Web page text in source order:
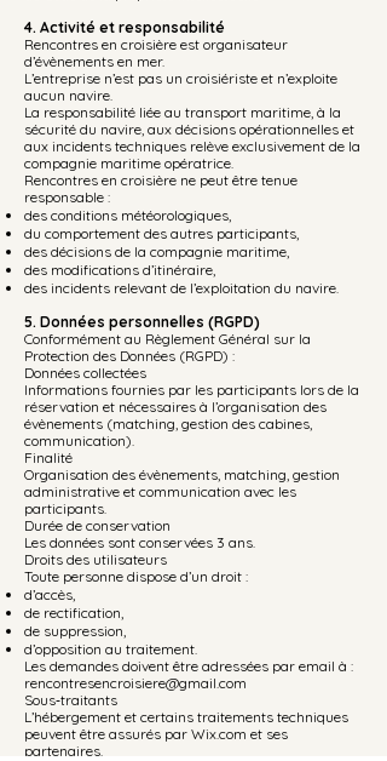
4. Activité et responsabilité
Rencontres en croisière est organisateur
d’évènements en mer.
L’entreprise n’est pas un croisiériste et n’exploite
aucun navire.
La responsabilité liée au transport maritime, à la
sécurité du navire, aux décisions opérationnelles et
aux incidents techniques relève exclusivement de la
compagnie maritime opératrice.
Rencontres en croisière ne peut être tenue
responsable :
des conditions météorologiques,
du comportement des autres participants,
des décisions de la compagnie maritime,
des modifications d’itinéraire,
des incidents relevant de l’exploitation du navire.
5. Données personnelles (RGPD)
Conformément au Règlement Général sur la
Protection des Données (RGPD) :
Données collectées
Informations fournies par les participants lors de la
réservation et nécessaires à l’organisation des
évènements (matching, gestion des cabines,
communication).
Finalité
Organisation des évènements, matching, gestion
administrative et communication avec les
participants.
Durée de conservation
Les données sont conservées 3 ans.
Droits des utilisateurs
Toute personne dispose d’un droit :
d’accès,
de rectification,
de suppression,
d’opposition au traitement.
Les demandes doivent être adressées par email à :
rencontresencroisiere@gmail.com
Sous‑traitants
L’hébergement et certains traitements techniques
peuvent être assurés par Wix.com et ses
partenaires.